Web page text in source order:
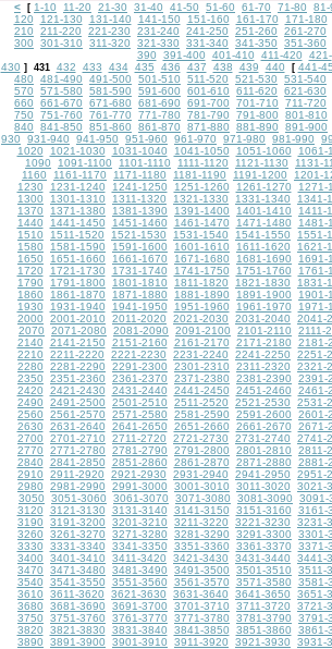
< [ 1-10 11-20 21-30 31-40 41-50 51-60 61-70 71-80
81-
120
121-130 131-140 141-150 151-160 161-170
171-180
210
211-220 221-230 231-240 241-250 251-260
261-270
300
301-310 311-320 321-330 331-340 341-350
351-360
390
391-400 401-410 411-420
421-
430 ] 431 432 433 434 435 436 437 438 439 440 [ 441-
480
481-490 491-500 501-510 511-520 521-530
531-540
570
571-580 581-590 591-600 601-610 611-620
621-630
660
661-670 671-680 681-690 691-700 701-710
711-720
750
751-760 761-770 771-780 781-790 791-800
801-810
840
841-850 851-860 861-870 871-880 881-890
891-900
930
931-940 941-950 951-960 961-970 971-980 981-990
1020
1021-1030 1031-1040 1041-1050 1051-1060
1061-
1090
1091-1100 1101-1110 1111-1120 1121-1130
1131-
1160
1161-1170 1171-1180 1181-1190 1191-1200
1201-
1230
1231-1240 1241-1250 1251-1260 1261-1270
1271-
1300
1301-1310 1311-1320 1321-1330 1331-1340
1341-
1370
1371-1380 1381-1390 1391-1400 1401-1410
1411-
1440
1441-1450 1451-1460 1461-1470 1471-1480
1481-
1510
1511-1520 1521-1530 1531-1540 1541-1550
1551-
1580
1581-1590 1591-1600 1601-1610 1611-1620
1621-
1650
1651-1660 1661-1670 1671-1680 1681-1690
1691-
1720
1721-1730 1731-1740 1741-1750 1751-1760
1761-
1790
1791-1800 1801-1810 1811-1820 1821-1830
1831-
1860
1861-1870 1871-1880 1881-1890 1891-1900
1901-
1930
1931-1940 1941-1950 1951-1960 1961-1970
1971-
2000
2001-2010 2011-2020 2021-2030 2031-2040
2041-
2070
2071-2080 2081-2090 2091-2100 2101-2110
2111-
2140
2141-2150 2151-2160 2161-2170 2171-2180
2181-
2210
2211-2220 2221-2230 2231-2240 2241-2250
2251-
2280
2281-2290 2291-2300 2301-2310 2311-2320
2321-
2350
2351-2360 2361-2370 2371-2380 2381-2390
2391-
2420
2421-2430 2431-2440 2441-2450 2451-2460
2461-
2490
2491-2500 2501-2510 2511-2520 2521-2530
2531-
2560
2561-2570 2571-2580 2581-2590 2591-2600
2601-
2630
2631-2640 2641-2650 2651-2660 2661-2670
2671-
2700
2701-2710 2711-2720 2721-2730 2731-2740
2741-
2770
2771-2780 2781-2790 2791-2800 2801-2810
2811-
2840
2841-2850 2851-2860 2861-2870 2871-2880
2881-
2910
2911-2920 2921-2930 2931-2940 2941-2950
2951-
2980
2981-2990 2991-3000 3001-3010 3011-3020
3021-
3050
3051-3060 3061-3070 3071-3080 3081-3090
3091-
3120
3121-3130 3131-3140 3141-3150 3151-3160
3161-
3190
3191-3200 3201-3210 3211-3220 3221-3230
3231-
3260
3261-3270 3271-3280 3281-3290 3291-3300
3301-
3330
3331-3340 3341-3350 3351-3360 3361-3370
3371-
3400
3401-3410 3411-3420 3421-3430 3431-3440
3441-
3470
3471-3480 3481-3490 3491-3500 3501-3510
3511-
3540
3541-3550 3551-3560 3561-3570 3571-3580
3581-
3610
3611-3620 3621-3630 3631-3640 3641-3650
3651-
3680
3681-3690 3691-3700 3701-3710 3711-3720
3721-
3750
3751-3760 3761-3770 3771-3780 3781-3790
3791-
3820
3821-3830 3831-3840 3841-3850 3851-3860
3861-
3890
3891-3900 3901-3910 3911-3920 3921-3930
3931-